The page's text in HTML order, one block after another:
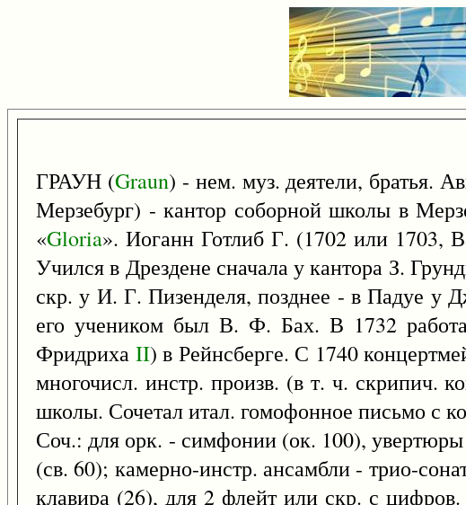
ГРАУН (Graun) - нем. муз. деятели, братья.
Мерзебург) - кантор соборной школы в
«Gloria». Иоганн Готлиб Г. (1702 или 1703,
Учился в Дрездене сначала у кантора З.
скр. у И. Г. Пизенделя, позднее - в Падуе у
его учеником был В. Ф. Бах. В 1732
Фридриха II) в Рейнсберге. С 1740
многочисл. инстр. произв. (в т. ч. скрипич.
школы. Сочетал итал. гомофонное письмо с
Соч.: для орк. - симфонии (ок. 100),
(св. 60); камерно-инстр. ансамбли - трио-
клавира (26), для 2 флейт или скр. с